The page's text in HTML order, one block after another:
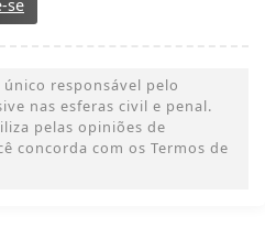
se
responsável pelo
nas esferas civil e penal.
pelas opiniões de
concorda com os Termos de